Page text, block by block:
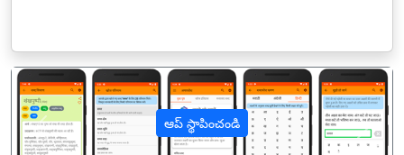
ఆప్ స్థాపించండి
पिछला